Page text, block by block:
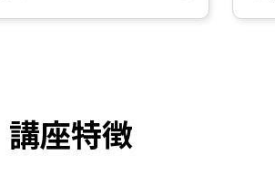
講座特徴